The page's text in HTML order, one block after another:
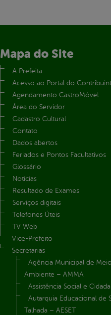
Mapa do Site
A Prefeita
Acesso ao Portal do
Agendamento CastroMóvel
Área do Servidor
Cadastro Cultural
Contato
Dados abertos
Feriados e Pontos Facultativos
Glossário
Notícias
Resultado de Exames
Serviços digitais
Telefones Úteis
TV Web
Vice-Prefeito
Secretarias
Agência Municipal de Meio
Ambiente – AMMA
Assistência Social e
Autarquia Educacional de
Talhada – AESET